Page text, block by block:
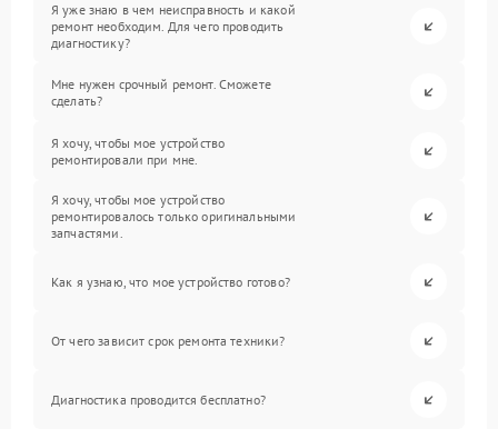
Я уже знаю в чем неисправность и какой
ремонт необходим. Для чего проводить
диагностику?
Мне нужен срочный ремонт. Сможете
сделать?
Я хочу, чтобы мое устройство
ремонтировали при мне.
Я хочу, чтобы мое устройство
ремонтировалось только оригинальными
запчастями.
Как я узнаю, что мое устройство готово?
От чего зависит срок ремонта техники?
Диагностика проводится бесплатно?